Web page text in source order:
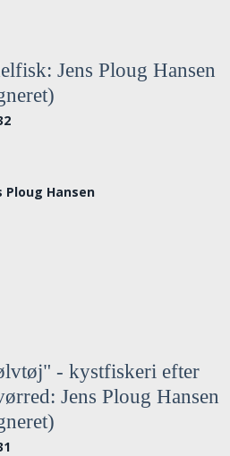
Jens Ploug Hansen
Ploug Hansen
- kystfiskeri efter
Jens Ploug Hansen